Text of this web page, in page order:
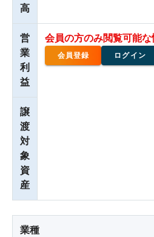
高
営
業
利
益
会員の方のみ閲覧可能な
会員登録 ログイン
譲
渡
対
象
資
産
業種